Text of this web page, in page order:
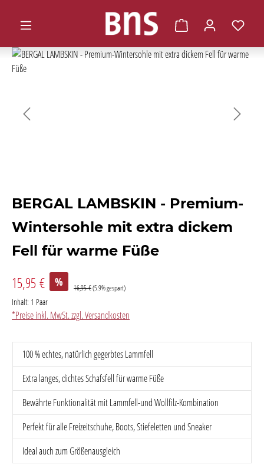
Warenkorb enthält
Bildergalerie überspringen
BERGAL LAMBSKIN - Premium-
Wintersohle mit extra dickem
Fell für warme Füße
15,95 € % 16,95 €(5.9% gespart)
Inhalt: 1 Paar
*Preise inkl. MwSt. zzgl. Versandkosten
100 % echtes, natürlich gegerbtes Lammfell
Extra langes, dichtes Schafsfell für warme Füße
Bewährte Funktionalität mit Lammfell-und Wollfilz-Kombination
Perfekt für alle Freizeitschuhe, Boots, Stiefeletten und Sneaker
Ideal auch zum Größenausgleich